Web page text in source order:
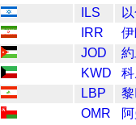
ILS
IRR
JOD
KWD
LBP
OMR